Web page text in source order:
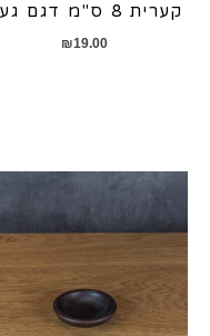
קערית 8 ס"מ דגם געש
₪19.00